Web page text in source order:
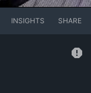
INSIGHTS SHARE